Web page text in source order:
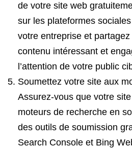
de votre site web
sur les plateformes
votre entreprise et
contenu intéressant et
l’attention de votre public
Soumettez votre site aux
Assurez-vous que votre
moteurs de recherche en
des outils de soumission
Search Console et Bing